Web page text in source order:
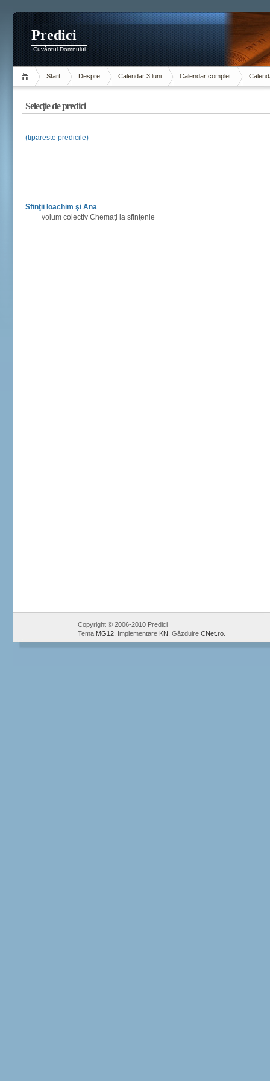
Predici
Cuvântul Domnului
Start Despre Calendar 3 luni Calendar complet
Selecţie de predici
(tipareste predicile)
Sfinţii Ioachim şi Ana
volum colectiv Chemaţi la sfinţenie
Copyright © 2006-2010 Predici
Tema MG12 . Implementare KN . Găzduire CNet.ro